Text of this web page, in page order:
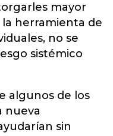
mayor
herramienta de
no se
sistémico
algunos de los
nueva
sin